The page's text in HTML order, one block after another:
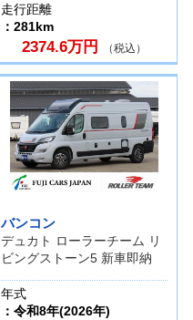
走行距離
：281km
2374.6万円 （税込）
バンコン
デュカト ローラーチーム リ
ビングストーン5 新車即納
年式
：令和8年(2026年)